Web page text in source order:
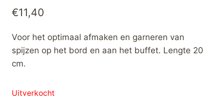
€11,40
Voor het optimaal afmaken en garneren van
spijzen op het bord en aan het buffet. Lengte 20
cm.
Uitverkocht